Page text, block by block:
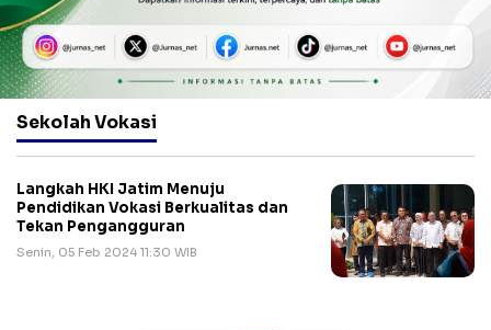
Sekolah Vokasi
Langkah HKI Jatim Menuju
Pendidikan Vokasi Berkualitas dan
Tekan Pengangguran
Senin, 05 Feb 2024 11:30 WIB